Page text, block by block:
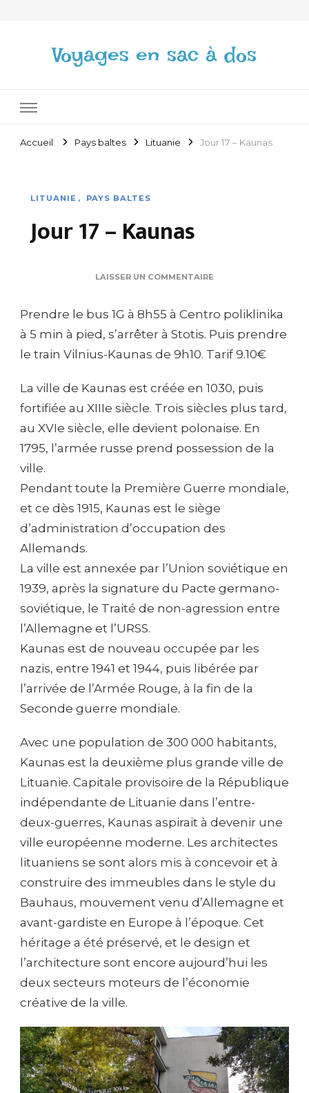
Voyages en sac à dos
Accueil Pays baltes Lituanie Jour 17 – Kaunas
LITUANIE PAYS BALTES
Jour 17 – Kaunas
LAISSER UN COMMENTAIRE
–
KAUNAS
Prendre le bus 1G à 8h55 à Centro poliklinika
à 5 min à pied, s’arrêter à Stotis. Puis prendre
le train Vilnius-Kaunas de 9h10. Tarif 9.10€
La ville de Kaunas est créée en 1030, puis
fortifiée au XIIIe siècle. Trois siècles plus tard,
au XVIe siècle, elle devient polonaise. En
1795, l’armée russe prend possession de la
ville.
Pendant toute la Première Guerre mondiale,
et ce dès 1915, Kaunas est le siège
d’administration d’occupation des
Allemands.
La ville est annexée par l’Union soviétique en
1939, après la signature du Pacte germano-
soviétique, le Traité de non-agression entre
l’Allemagne et l’URSS.
Kaunas est de nouveau occupée par les
nazis, entre 1941 et 1944, puis libérée par
l’arrivée de l’Armée Rouge, à la fin de la
Seconde guerre mondiale.
Avec une population de 300 000 habitants,
Kaunas est la deuxième plus grande ville de
Lituanie. Capitale provisoire de la République
indépendante de Lituanie dans l’entre-
deux-guerres, Kaunas aspirait à devenir une
ville européenne moderne. Les architectes
lituaniens se sont alors mis à concevoir et à
construire des immeubles dans le style du
Bauhaus, mouvement venu d’Allemagne et
avant-gardiste en Europe à l’époque. Cet
héritage a été préservé, et le design et
l’architecture sont encore aujourd’hui les
deux secteurs moteurs de l’économie
créative de la ville.